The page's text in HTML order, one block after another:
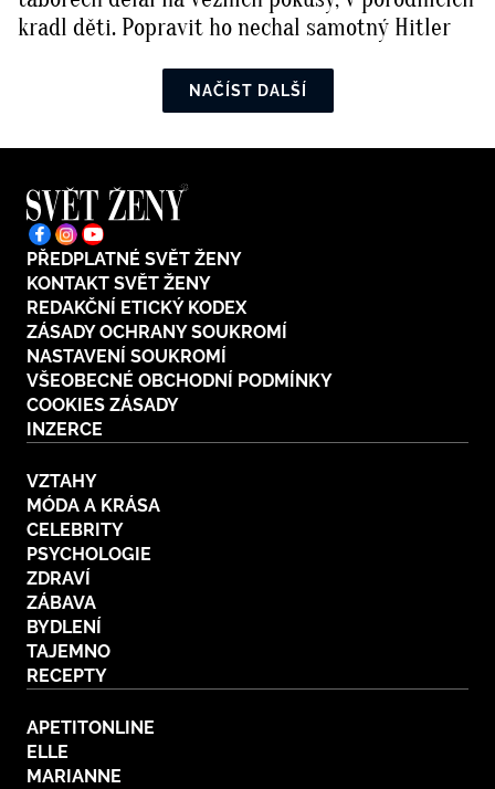
kradl děti. Popravit ho nechal samotný Hitler
NAČÍST DALŠÍ
PŘEDPLATNÉ SVĚT ŽENY
KONTAKT SVĚT ŽENY
REDAKČNÍ ETICKÝ KODEX
ZÁSADY OCHRANY SOUKROMÍ
NASTAVENÍ SOUKROMÍ
VŠEOBECNÉ OBCHODNÍ PODMÍNKY
COOKIES ZÁSADY
INZERCE
VZTAHY
MÓDA A KRÁSA
CELEBRITY
PSYCHOLOGIE
ZDRAVÍ
ZÁBAVA
BYDLENÍ
TAJEMNO
RECEPTY
APETITONLINE
ELLE
MARIANNE